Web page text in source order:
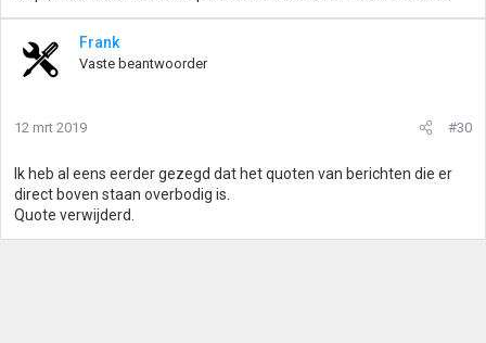
Frank
Vaste beantwoorder
12 mrt 2019 #30
Ik heb al eens eerder gezegd dat het quoten van berichten die er
direct boven staan overbodig is.
Quote verwijderd.